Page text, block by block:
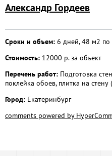
Александр Гордеев
Сроки и объем: 6 дней, 48 м2 по
Стоимость: 12000 р. за объект
Перечень работ: Подготовка
поклейка обоев, плитка на стену
Город: Екатеринбург
comments powered by